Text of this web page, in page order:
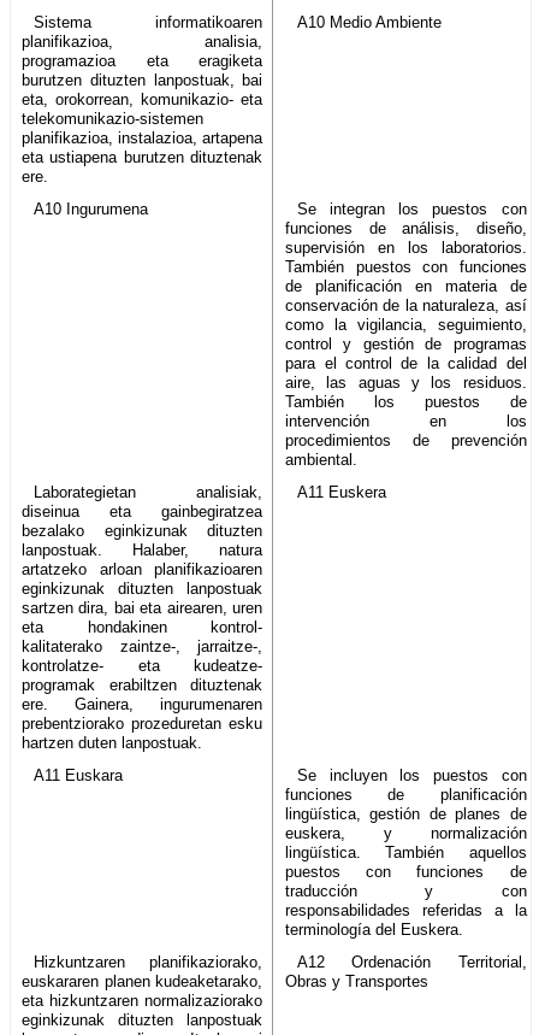
Sistema informatikoaren
planifikazioa, analisia,
programazioa eta eragiketa
burutzen dituzten lanpostuak, bai
eta, orokorrean, komunikazio- eta
telekomunikazio-sistemen
planifikazioa, instalazioa, artapena
eta ustiapena burutzen dituztenak
ere.
A10 Medio Ambiente
A10 Ingurumena
Se integran los puestos con
funciones de análisis, diseño,
supervisión en los laboratorios.
También puestos con funciones
de planificación en materia de
conservación de la naturaleza, así
como la vigilancia, seguimiento,
control y gestión de programas
para el control de la calidad del
aire, las aguas y los residuos.
También los puestos de
intervención en los
procedimientos de prevención
ambiental.
Laborategietan analisiak,
diseinua eta gainbegiratzea
bezalako eginkizunak dituzten
lanpostuak. Halaber, natura
artatzeko arloan planifikazioaren
eginkizunak dituzten lanpostuak
sartzen dira, bai eta airearen, uren
eta hondakinen kontrol-
kalitaterako zaintze-, jarraitze-,
kontrolatze- eta kudeatze-
programak erabiltzen dituztenak
ere. Gainera, ingurumenaren
prebentziorako prozeduretan esku
hartzen duten lanpostuak.
A11 Euskera
A11 Euskara
Se incluyen los puestos con
funciones de planificación
lingüística, gestión de planes de
euskera, y normalización
lingüística. También aquellos
puestos con funciones de
traducción y con
responsabilidades referidas a la
terminología del Euskera.
Hizkuntzaren planifikaziorako,
euskararen planen kudeaketarako,
eta hizkuntzaren normalizaziorako
eginkizunak dituzten lanpostuak
A12 Ordenación Territorial,
Obras y Transportes